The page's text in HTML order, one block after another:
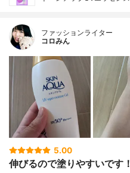
ファッションライター
コロみん
5.00
伸びるので塗りやすいです！